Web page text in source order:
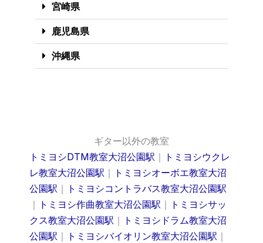
宮崎県
鹿児島県
沖縄県
ギター以外の教室
トミヨシDTM教室大沼公園駅 ｜ トミヨシウクレ
レ教室大沼公園駅 ｜ トミヨシオーボエ教室大沼
公園駅 ｜ トミヨシコントラバス教室大沼公園駅
｜ トミヨシ作曲教室大沼公園駅 ｜ トミヨシサッ
クス教室大沼公園駅 ｜ トミヨシドラム教室大沼
公園駅 ｜ トミヨシバイオリン教室大沼公園駅 ｜